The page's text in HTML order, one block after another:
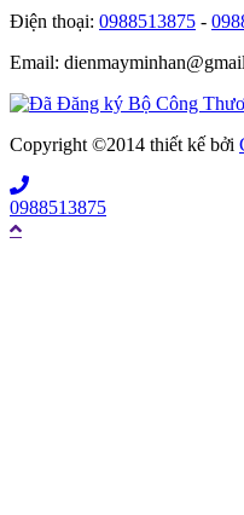
Điện thoại: 0988513875 -
Email:
Copyright ©2014 thiết kế bởi
0988513875